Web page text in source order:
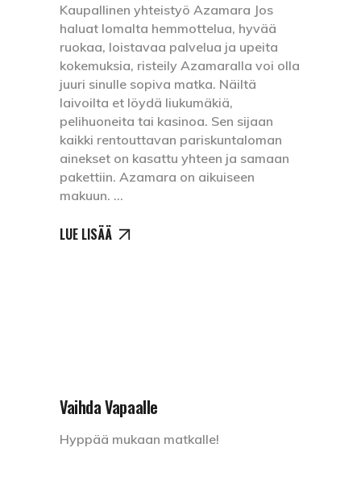
Kaupallinen yhteistyö Azamara Jos
haluat lomalta hemmottelua, hyvää
ruokaa, loistavaa palvelua ja upeita
kokemuksia, risteily Azamaralla voi olla
juuri sinulle sopiva matka. Näiltä
laivoilta et löydä liukumäkiä,
pelihuoneita tai kasinoa. Sen sijaan
kaikki rentouttavan pariskuntaloman
ainekset on kasattu yhteen ja samaan
pakettiin. Azamara on aikuiseen
makuun.
LUE LISÄÄ
Vaihda Vapaalle
Hyppää mukaan matkalle!